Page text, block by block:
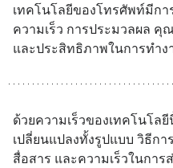
เทคโนโลยีของโทรศัพท์มีกา
ความเร็ว การประมวลผล คุ
และประสิทธิภาพในการทำ
ด้วยความเร็วของเทคโนโล
เปลี่ยนแปลงทั้งรูปแบบ วิธีก
สื่อสาร และความเร็วในกา